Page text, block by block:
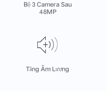
Bộ 3 Camera Sau
48MP
Tăng Âm Lượng